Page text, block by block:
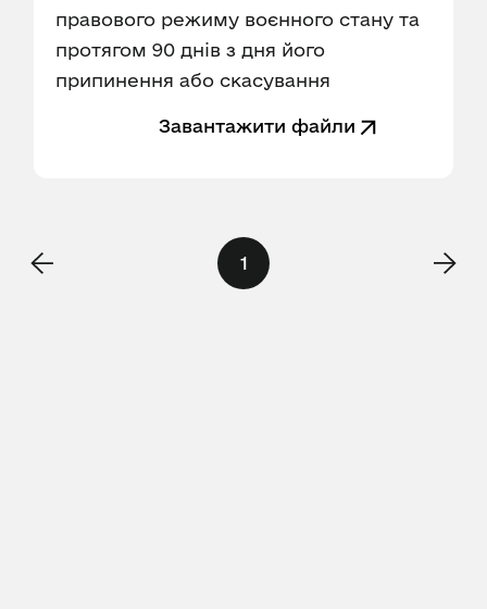
правового режиму воєнного стану та
протягом 90 днів з дня його
припинення або скасування
Завантажити файли
1